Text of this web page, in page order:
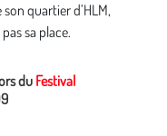
quartier d’HLM,
sa place.
duFestival